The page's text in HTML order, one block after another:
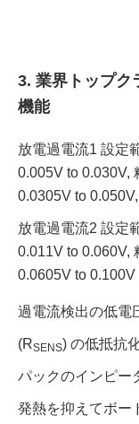
3. 業界トップク
機能
放電過電流1 設定
0.005V to 0.030V,
0.0305V to
放電過電流2 設定
0.011V to 0.060V,
0.0605V to 0.100V
過電流検出の低電
(RSENS) の低抵抗
パックのインピー
発熱を抑えてボー